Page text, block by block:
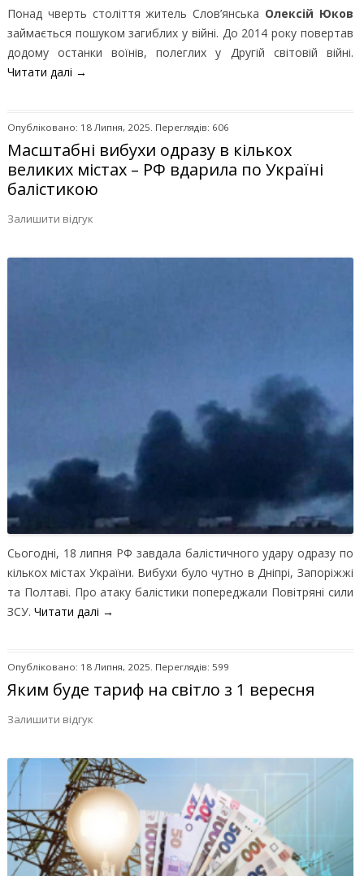
Понад чверть століття житель Слов’янська Олексій Юков
займається пошуком загиблих у війні. До 2014 року повертав
додому останки воїнів, полеглих у Другій світовій війні.
Читати далі →
Опубліковано: 18 Липня, 2025. Переглядів: 606
Масштабні вибухи одразу в кількох
великих містах – РФ вдарила по Україні
балістикою
Залишити відгук
Сьогодні, 18 липня РФ завдала балістичного удару одразу по
кількох містах України. Вибухи було чутно в Дніпрі, Запоріжжі
та Полтаві. Про атаку балістики попереджали Повітряні сили
ЗСУ. Читати далі →
Опубліковано: 18 Липня, 2025. Переглядів: 599
Яким буде тариф на світло з 1 вересня
Залишити відгук